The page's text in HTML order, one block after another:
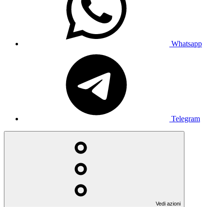
Whatsapp
Telegram
Vedi azioni